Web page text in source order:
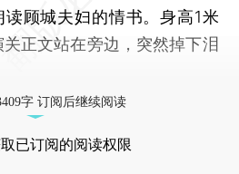
顾城夫妇的情书。身高1米
正文站在旁边，突然掉下泪
字 订阅后继续阅读
已订阅的阅读权限